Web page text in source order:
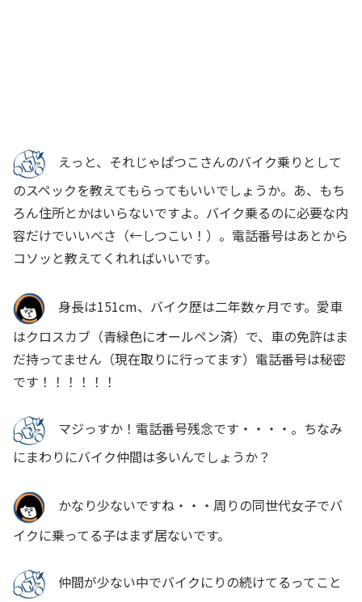
えっと、それじゃぱつこさんのバイク乗りとして
のスペックを教えてもらってもいいでしょうか。あ、もち
ろん住所とかはいらないですよ。バイク乗るのに必要な内
容だけでいいべさ（←しつこい！）。電話番号はあとから
コソッと教えてくれればいいです。
身長は151cm、バイク歴は二年数ヶ月です。愛車
はクロスカブ（青緑色にオールペン済）で、車の免許はま
だ持ってません（現在取りに行ってます）電話番号は秘密
です！！！！！！
マジっすか！電話番号残念です・・・・。ちなみ
にまわりにバイク仲間は多いんでしょうか？
かなり少ないですね・・・周りの同世代女子でバ
イクに乗ってる子はまず居ないです。
仲間が少ない中でバイクにりの続けてるってこと